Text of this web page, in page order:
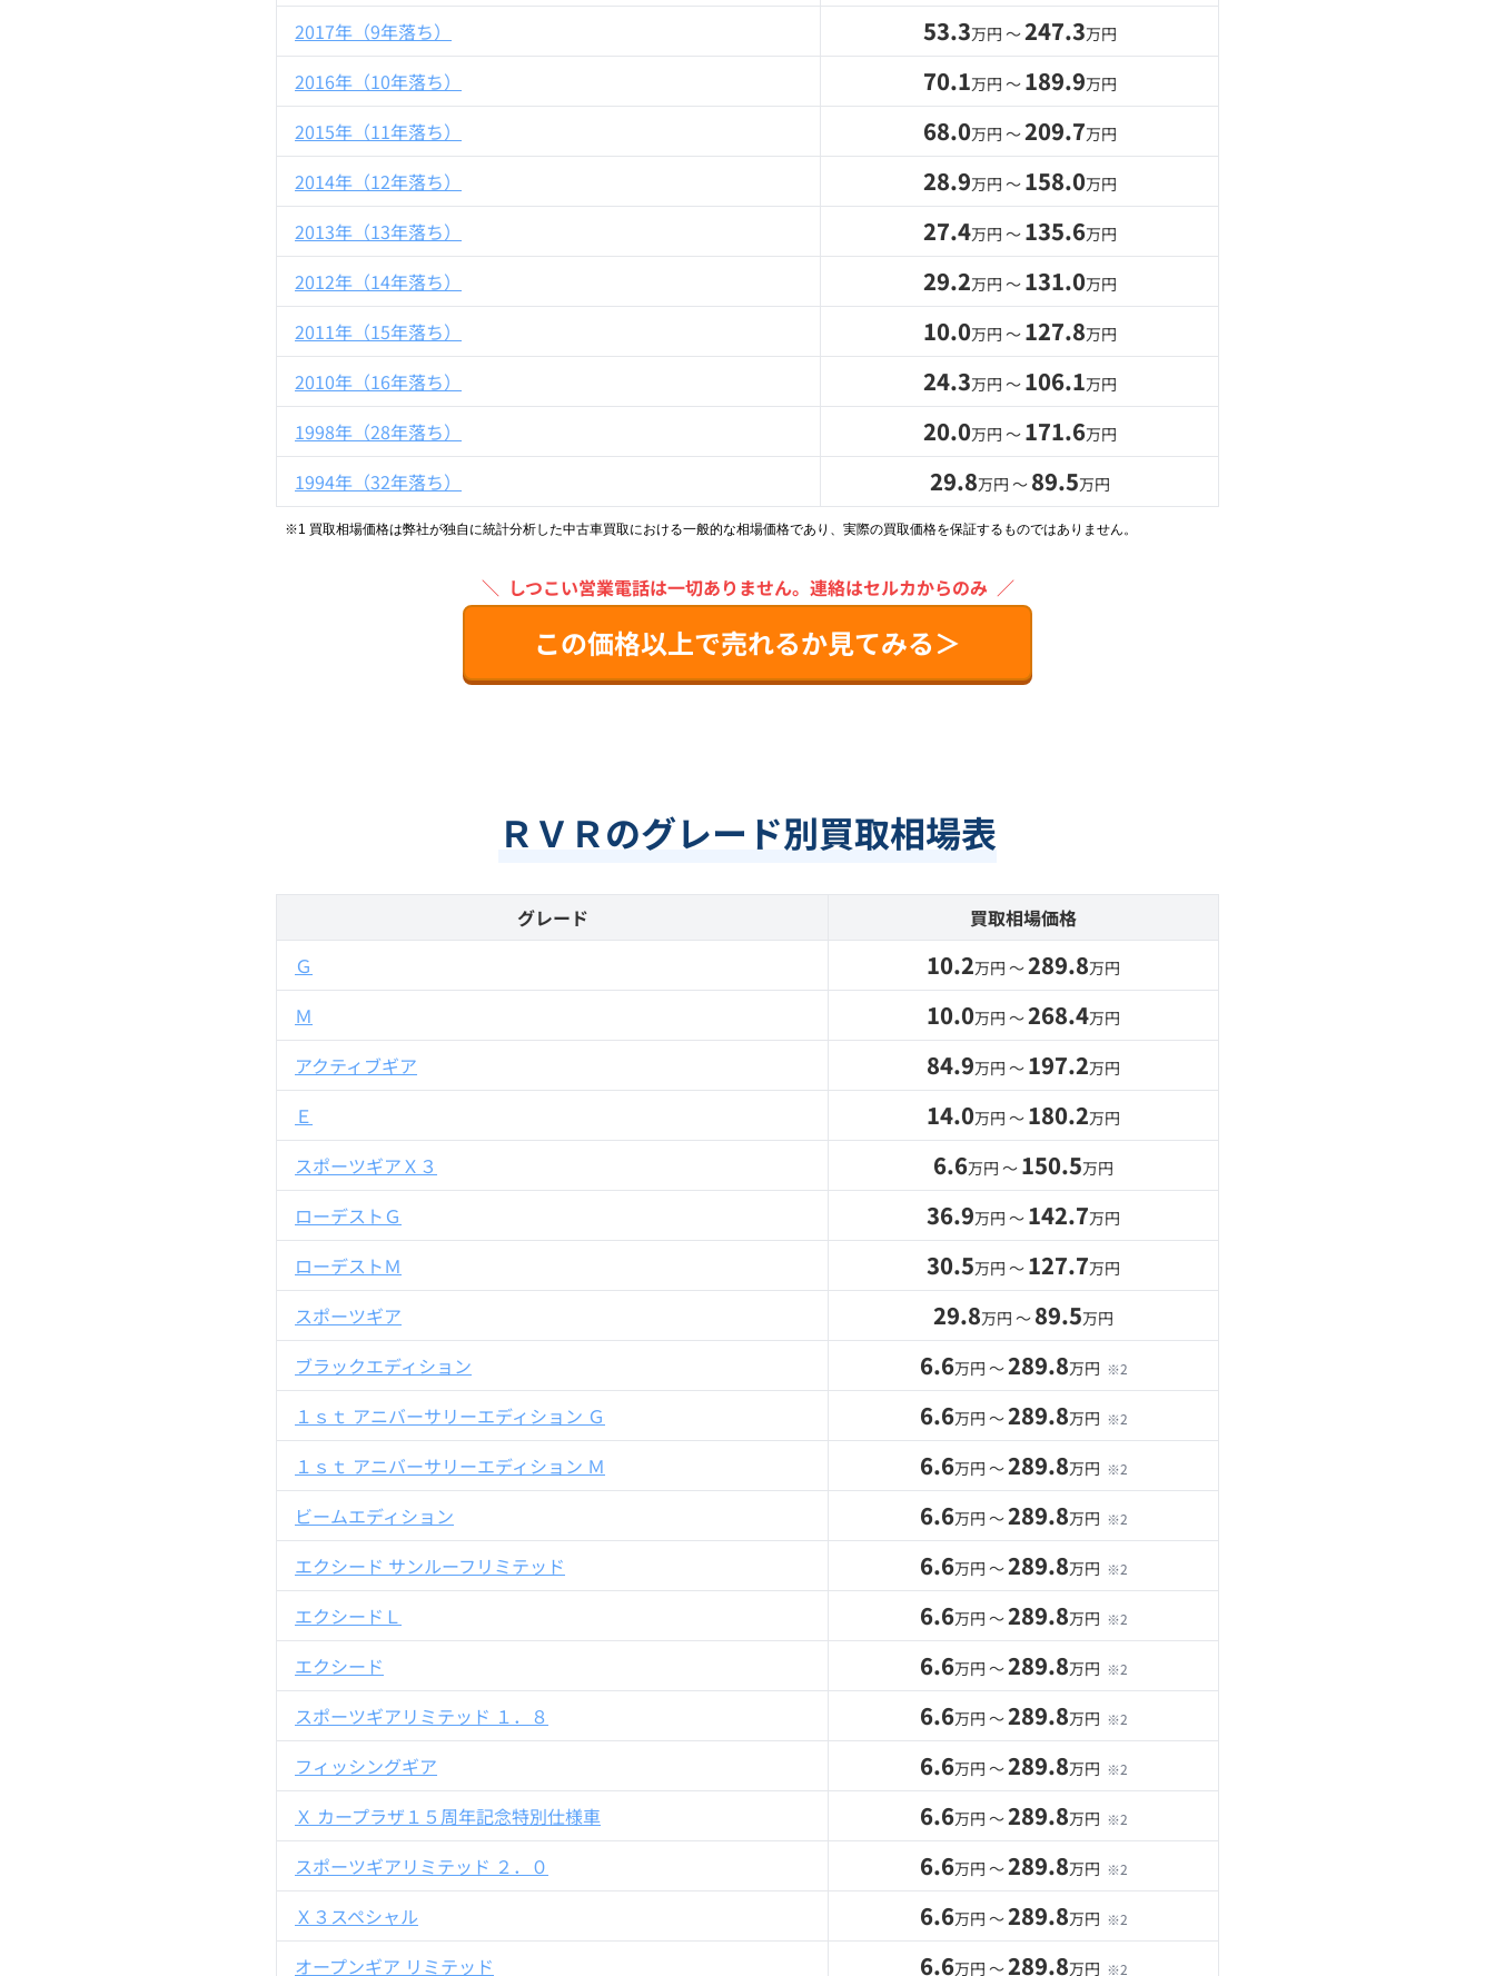
2017年（9年落ち） 53.3万円 〜247.3万円
2016年（10年落ち） 70.1万円 〜 189.9万円
2015年（11年落ち） 68.0万円 〜209.7万円
2014年（12年落ち） 28.9万円 〜 158.0万円
2013年（13年落ち） 27.4万円 〜 135.6万円
2012年（14年落ち） 29.2万円 〜 131.0万円
2011年（15年落ち） 10.0万円 〜 127.8万円
2010年（16年落ち） 24.3万円 〜 106.1万円
1998年（28年落ち） 20.0万円 〜 171.6万円
1994年（32年落ち） 29.8万円 〜 89.5万円
※1 買取相場価格は弊社が独自に統計分析した中古車買取における一般的な相場価格であり、実際の買取価格を保証するものではありません。
＼ しつこい営業電話は一切ありません。 連絡はセルカからのみ ／
この価格以上で売れるか見てみる＞
ＲＶＲのグレード別買取相場表
グレード
買取相場価格
Ｇ
10.2万円 〜289.8万円
Ｍ 10.0万円 〜268.4万円
アクティブギア 84.9万円 〜 197.2万円
Ｅ 14.0万円 〜 180.2万円
スポーツギアＸ３ 6.6万円 〜 150.5万円
ローデストＧ 36.9万円 〜 142.7万円
ローデストＭ 30.5万円 〜 127.7万円
スポーツギア 29.8万円 〜 89.5万円
ブラックエディション 6.6万円 〜289.8万円 ※2
１ｓｔ アニバーサリーエディション Ｇ 6.6万円 〜289.8万円 ※2
１ｓｔ アニバーサリーエディション Ｍ 6.6万円 〜289.8万円 ※2
ビームエディション 6.6万円 〜289.8万円 ※2
エクシード サンルーフリミテッド 6.6万円 〜289.8万円 ※2
エクシードＬ 6.6万円 〜289.8万円 ※2
エクシード 6.6万円 〜289.8万円 ※2
スポーツギアリミテッド １．８ 6.6万円 〜289.8万円 ※2
フィッシングギア 6.6万円 〜289.8万円 ※2
Ｘ カープラザ１５周年記念特別仕様車 6.6万円 〜289.8万円 ※2
スポーツギアリミテッド ２．０ 6.6万円 〜289.8万円 ※2
Ｘ３スペシャル 6.6万円 〜289.8万円 ※2
オープンギア リミテッド 6.6万円 〜289.8万円 ※2